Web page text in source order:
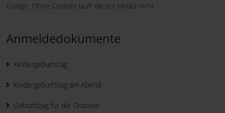
Google. Ohne Cookies läuft dieses Modul nicht.
Anmeldedokumente
Kindergeburtstag
Kindergeburtstag am Abend
Geburtstag fur die Grossen